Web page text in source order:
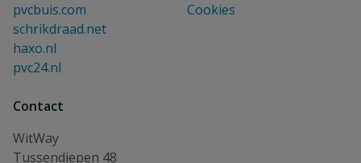
pvcbuis.com
schrikdraad.net
haxo.nl
pvc24.nl
Cookies
Contact
WitWay
Tussendiepen 48